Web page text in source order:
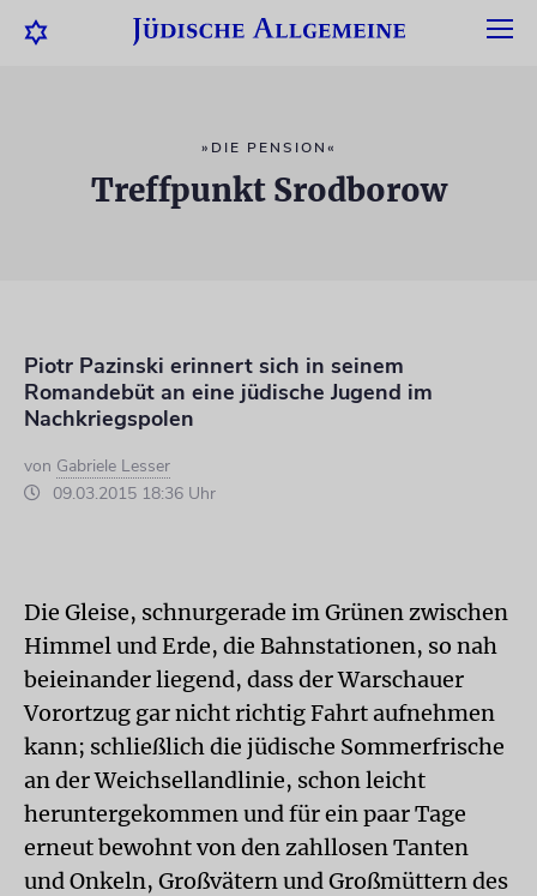
»DIE PENSION«
Treffpunkt Srodborow
Piotr Pazinski erinnert sich in seinem
Romandebüt an eine jüdische Jugend im
Nachkriegspolen
von Gabriele Lesser
09.03.2015 18:36 Uhr
Die Gleise, schnurgerade im Grünen zwischen
Himmel und Erde, die Bahnstationen, so nah
beieinander liegend, dass der Warschauer
Vorortzug gar nicht richtig Fahrt aufnehmen
kann; schließlich die jüdische Sommerfrische
an der Weichsellandlinie, schon leicht
heruntergekommen und für ein paar Tage
erneut bewohnt von den zahllosen Tanten
und Onkeln, Großvätern und Großmüttern des